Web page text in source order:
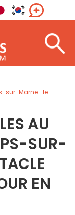
sur-Marne : le
AU
SUR-
EN